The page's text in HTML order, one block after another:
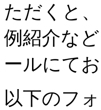
ただくと
例紹介な
ールにて
以下のフ